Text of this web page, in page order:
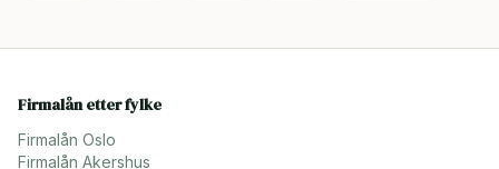
Firmalån etter fylke
Firmalån Oslo
Firmalån Akershus